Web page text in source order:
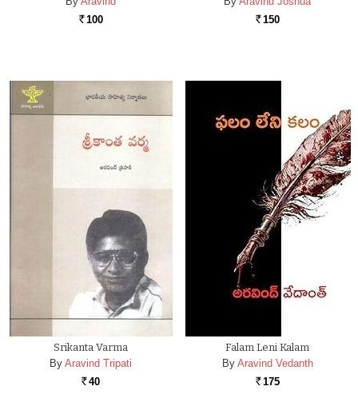
Rs. 100 Rs. 150
Srikanta Varma
By Aravind Tripati
Rs. 40
Falam Leni Kalam
By Aravind Vedanth
Rs. 175